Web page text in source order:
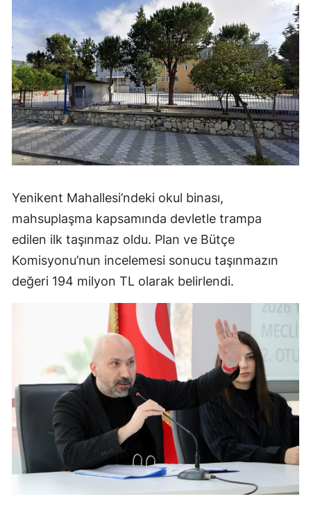
Yenikent Mahallesi’ndeki okul binası,
mahsuplaşma kapsamında devletle trampa
edilen ilk taşınmaz oldu. Plan ve Bütçe
Komisyonu’nun incelemesi sonucu taşınmazın
değeri 194 milyon TL olarak belirlendi.